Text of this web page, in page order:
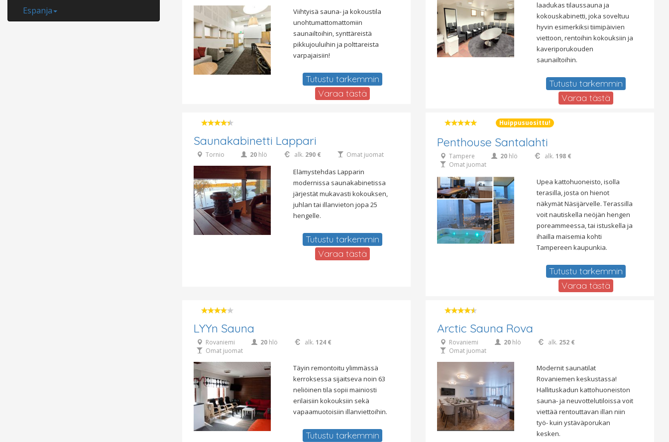
Espanja
Viihtyisä sauna- ja kokoustila
unohtumattomattomiin
saunailtoihin, synttäreistä
pikkujouluihin ja polttareista
varpajaisiin!
Tutustu tarkemmin
Varaa tästä
laadukas tilaussauna ja
kokouskabinetti, joka soveltuu
hyvin esimerkiksi tiimipäivien
viettoon, rentoihin kokouksiin ja
kaveriporukouden
saunailtoihin.
Tutustu tarkemmin
Varaa tästä
Saunakabinetti Lappari
Tornio 20 hlö alk. 290 € Omat juomat
Elämystehdas Lapparin
modernissa saunakabinetissa
järjestät mukavasti kokouksen,
juhlan tai illanvieton jopa 25
hengelle.
Tutustu tarkemmin
Varaa tästä
Huippusuosittu!
Penthouse Santalahti
Tampere 20 hlö alk. 198 €
Omat juomat
Upea kattohuoneisto, isolla
terasilla, josta on hienot
näkymät Näsijärvelle. Terassilla
voit nautiskella neöjän hengen
poreammeessa, tai istuskella ja
ihailla maisemia kohti
Tampereen kaupunkia.
Tutustu tarkemmin
Varaa tästä
LYYn Sauna
Rovaniemi 20 hlö alk. 124 €
Omat juomat
Täyin remontoitu ylimmässä
kerroksessa sijaitseva noin 63
neliöinen tila sopii mainiosti
erilaisiin kokouksiin sekä
vapaamuotoisiin illanviettoihin.
Tutustu tarkemmin
Arctic Sauna Rova
Rovaniemi 20 hlö alk. 252 €
Omat juomat
Modernit saunatilat
Rovaniemen keskustassa!
Hallituskadun kattohuoneiston
sauna- ja neuvottelutiloissa voit
viettää rentouttavan illan niin
työ- kuin ystäväporukan
kesken.